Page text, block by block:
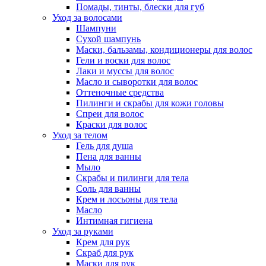
Помады, тинты, блески для губ
Уход за волосами
Шампуни
Сухой шампунь
Маски, бальзамы, кондиционеры для волос
Гели и воски для волос
Лаки и муссы для волос
Масло и сыворотки для волос
Оттеночные средства
Пилинги и скрабы для кожи головы
Спреи для волос
Краски для волос
Уход за телом
Гель для душа
Пена для ванны
Мыло
Скрабы и пилинги для тела
Соль для ванны
Крем и лосьоны для тела
Масло
Интимная гигиена
Уход за руками
Крем для рук
Скраб для рук
Маски для рук